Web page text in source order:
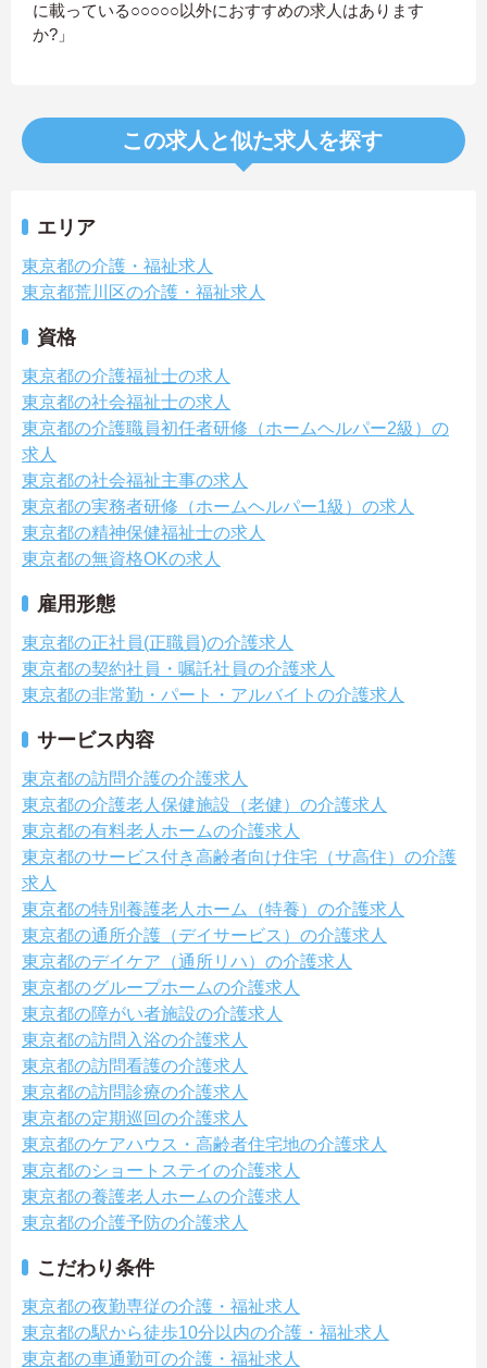
に載っている○○○○○以外におすすめの求人はあります
か?」
この求人と似た求人を探す
エリア
東京都の介護・福祉求人
東京都荒川区の介護・福祉求人
資格
東京都の介護福祉士の求人
東京都の社会福祉士の求人
東京都の介護職員初任者研修（ホームヘルパー2級）の
求人
東京都の社会福祉主事の求人
東京都の実務者研修（ホームヘルパー1級）の求人
東京都の精神保健福祉士の求人
東京都の無資格OKの求人
雇用形態
東京都の正社員(正職員)の介護求人
東京都の契約社員・嘱託社員の介護求人
東京都の非常勤・パート・アルバイトの介護求人
サービス内容
東京都の訪問介護の介護求人
東京都の介護老人保健施設（老健）の介護求人
東京都の有料老人ホームの介護求人
東京都のサービス付き高齢者向け住宅（サ高住）の介護
求人
東京都の特別養護老人ホーム（特養）の介護求人
東京都の通所介護（デイサービス）の介護求人
東京都のデイケア（通所リハ）の介護求人
東京都のグループホームの介護求人
東京都の障がい者施設の介護求人
東京都の訪問入浴の介護求人
東京都の訪問看護の介護求人
東京都の訪問診療の介護求人
東京都の定期巡回の介護求人
東京都のケアハウス・高齢者住宅地の介護求人
東京都のショートステイの介護求人
東京都の養護老人ホームの介護求人
東京都の介護予防の介護求人
こだわり条件
東京都の夜勤専従の介護・福祉求人
東京都の駅から徒歩10分以内の介護・福祉求人
東京都の車通勤可の介護・福祉求人